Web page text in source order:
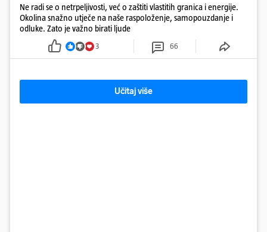
Ne radi se o netrpeljivosti, već o zaštiti vlastitih granica i energije.
Okolina snažno utječe na naše raspoloženje, samopouzdanje i
odluke. Zato je važno birati ljude
3 66
Učitaj više